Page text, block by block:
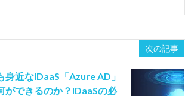
次の記事
身近なIDaaS「Azure AD」
ができるのか？IDaaSの必